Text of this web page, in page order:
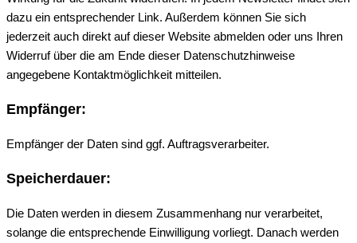
dazu ein entsprechender Link. Außerdem können Sie sich
jederzeit auch direkt auf dieser Website abmelden oder uns Ihren
Widerruf über die am Ende dieser Datenschutzhinweise
angegebene Kontaktmöglichkeit mitteilen.
Empfänger:
Empfänger der Daten sind ggf. Auftragsverarbeiter.
Speicherdauer:
Die Daten werden in diesem Zusammenhang nur verarbeitet,
solange die entsprechende Einwilligung vorliegt. Danach werden